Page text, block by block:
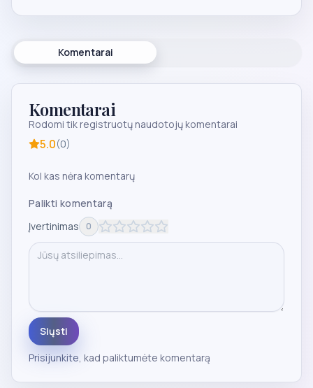
Komentarai
Komentarai
Rodomi tik registruotų naudotojų komentarai
5.0(0)
Kol kas nėra komentarų
Palikti komentarą
Įvertinimas
0
Siųsti
Prisijunkite, kad paliktumėte komentarą